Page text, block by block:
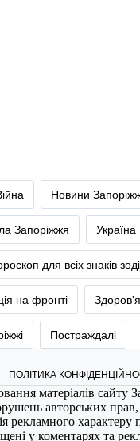
Новини
Запоріжжя Україна
для всіх знаків
на фронті Здоров'я
Постраждалі
ПОЛІТИКА
матеріалів
авторських
рекламного
у коментарях та